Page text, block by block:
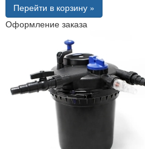
Перейти в корзину »
Оформление заказа